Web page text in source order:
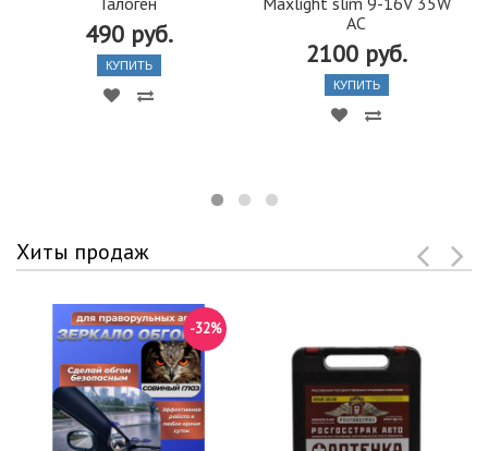
490 руб.
КУПИТЬ
AC
2100 руб.
КУПИТЬ
Хиты продаж
-32%